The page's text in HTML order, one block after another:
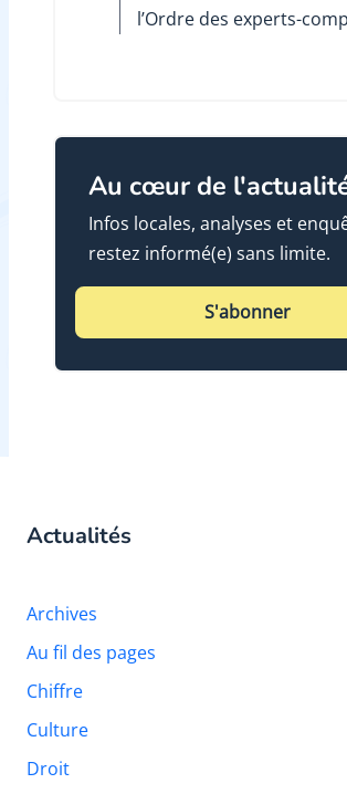
l’Ordre des experts-
Au cœur de
Infos locales, analyses et
restez informé(e) sans limite.
S'abonner
Actualités
Archives
Au fil des pages
Chiffre
Culture
Droit